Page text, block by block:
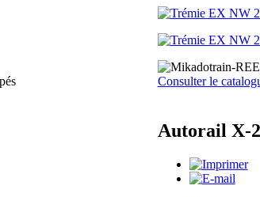
Consulter le
Autorail X-